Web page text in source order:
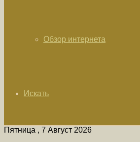
Обзор интернета
Искать
Пятница , 7 Август 2026